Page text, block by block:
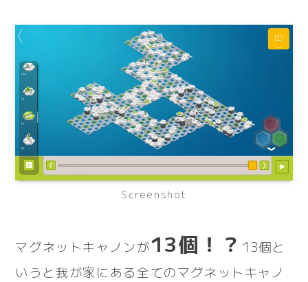
Screenshot
マグネットキャノンが13個！？ 13個と
いうと我が家にある全てのマグネットキャノ